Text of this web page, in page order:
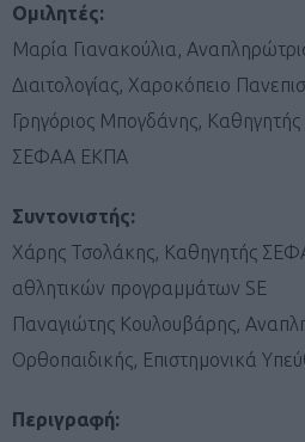
Ομιλητές:
Μαρία Γιανακούλια,
Διαιτολογίας, Χαροκόπειο
Γρηγόριος Μπογδάνης,
ΣΕΦΑΑ ΕΚΠΑ
Συντονιστής:
Χάρης Τσολάκης, Καθηγητής
αθλητικών προγραμμάτων SE
Παναγιώτης Κουλουβάρης,
Ορθοπαιδικής, Επιστημονικά
Περιγραφή: